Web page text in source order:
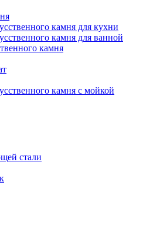
камня для кухни
камня для ванной
камня
камня с мойкой
стали